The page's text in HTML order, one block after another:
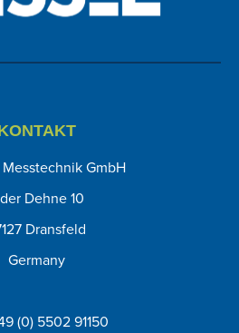
Messtechnik GmbH
Dehne 10
Dransfeld
Germany
(0) 5502 91150